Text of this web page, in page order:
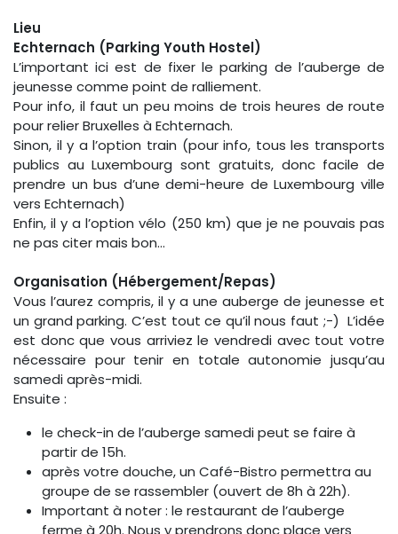
Lieu
Echternach (Parking Youth Hostel)
L’important ici est de fixer le parking de l’auberge de
jeunesse comme point de ralliement.
Pour info, il faut un peu moins de trois heures de route
pour relier Bruxelles à Echternach.
Sinon, il y a l’option train (pour info, tous les transports
publics au Luxembourg sont gratuits, donc facile de
prendre un bus d’une demi-heure de Luxembourg ville
vers Echternach)
Enfin, il y a l’option vélo (250 km) que je ne pouvais pas
ne pas citer mais bon…
Organisation (Hébergement/Repas)
Vous l’aurez compris, il y a une auberge de jeunesse et
un grand parking. C’est tout ce qu’il nous faut ;-) L’idée
est donc que vous arriviez le vendredi avec tout votre
nécessaire pour tenir en totale autonomie jusqu’au
samedi après-midi.
Ensuite :
le check-in de l’auberge samedi peut se faire à
partir de 15h.
après votre douche, un Café-Bistro permettra au
groupe de se rassembler (ouvert de 8h à 22h).
Important à noter : le restaurant de l’auberge
ferme à 20h. Nous y prendrons donc place vers